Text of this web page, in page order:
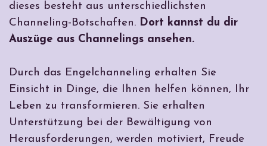
dieses besteht aus unterschiedlichsten
Channeling-Botschaften. Dort kannst du dir
Auszüge aus Channelings ansehen.
Durch das Engelchanneling erhalten Sie
Einsicht in Dinge, die Ihnen helfen können, Ihr
Leben zu transformieren. Sie erhalten
Unterstützung bei der Bewältigung von
Herausforderungen, werden motiviert, Freude